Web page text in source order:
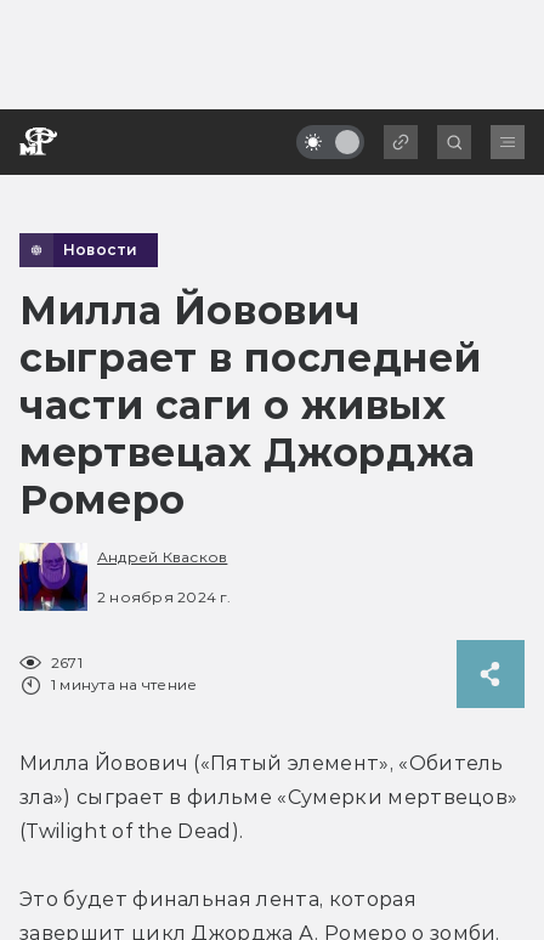
Новости
Милла Йовович
сыграет в последней
части саги о живых
мертвецах Джорджа
Ромеро
Андрей Квасков
2 ноября 2024 г.
2671
1 минута на чтение
Милла Йовович («Пятый элемент», «Обитель
зла») сыграет в фильме «Сумерки мертвецов»
(Twilight of the Dead).
Это будет финальная лента, которая
завершит цикл Джорджа А. Ромеро о зомби.